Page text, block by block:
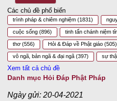
Các chủ đề phổ biến
trình pháp & chiêm nghiệm (1831)
cuộc sống (896) tinh tấn chánh niệm
thơ (556) Hỏi & Đáp về Phật giáo (505)
vô ngã, bản ngã & đại ngã (397) sự
Xem tất cả chủ đề
Danh mục Hỏi Đáp Phật Pháp
Ngày gửi: 20-04-2021